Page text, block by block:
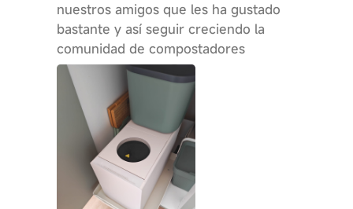
nuestros amigos que les ha gustado
bastante y así seguir creciendo la
comunidad de compostadores